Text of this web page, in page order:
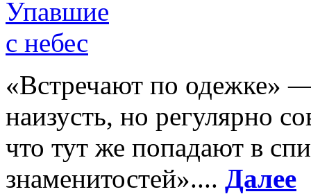
«Встречают по одежке»
наизусть, но регулярно
что тут же попадают в
знаменитостей».... Далее